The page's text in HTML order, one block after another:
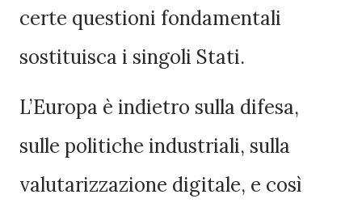
certe questioni fondamentali
sostituisca i singoli Stati.
L’Europa è indietro sulla difesa,
sulle politiche industriali, sulla
valutarizzazione digitale, e così